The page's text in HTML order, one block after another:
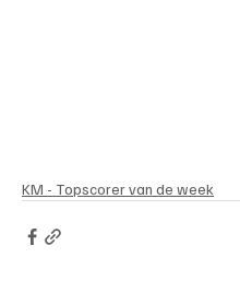
KM - Topscorer van de week